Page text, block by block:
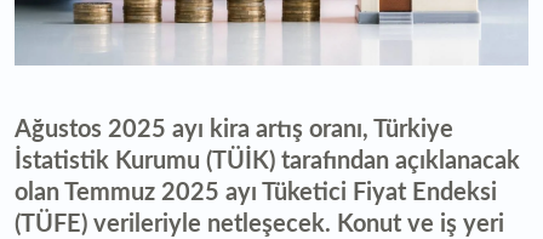
Ağustos 2025 ayı kira artış oranı, Türkiye
İstatistik Kurumu (TÜİK) tarafından açıklanacak
olan Temmuz 2025 ayı Tüketici Fiyat Endeksi
(TÜFE) verileriyle netleşecek. Konut ve iş yeri